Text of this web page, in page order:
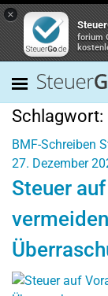
×
forium
Schlagwort:
BMF-Schreiben
27. Dezember
Steuer